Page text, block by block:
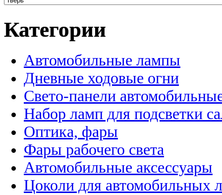
Категории
Автомобильные лампы
Дневные ходовые огни
Свето-панели
Набор ламп для подсветки
Оптика, фары
Фары рабочего света
Автомобильные аксессуары
Цоколи для автомобильных